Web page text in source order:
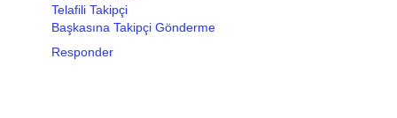
Telafili Takipçi
Başkasına Takipçi Gönderme
Responder